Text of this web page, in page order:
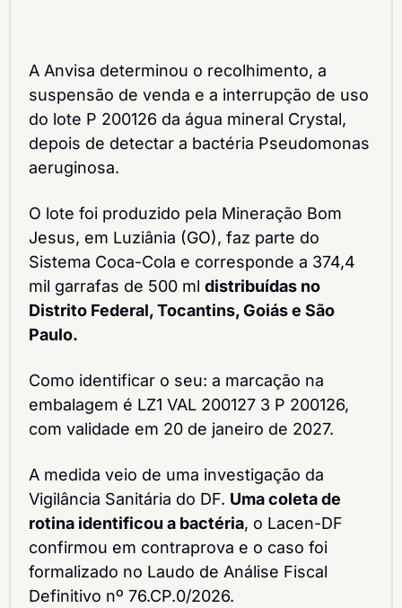
A Anvisa determinou o recolhimento, a
suspensão de venda e a interrupção de uso
do lote P 200126 da água mineral Crystal,
depois de detectar a bactéria Pseudomonas
aeruginosa.
O lote foi produzido pela Mineração Bom
Jesus, em Luziânia (GO), faz parte do
Sistema Coca-Cola e corresponde a 374,4
mil garrafas de 500 ml distribuídas no
Distrito Federal, Tocantins, Goiás e São
Paulo.
Como identificar o seu: a marcação na
embalagem é LZ1 VAL 200127 3 P 200126,
com validade em 20 de janeiro de 2027.
A medida veio de uma investigação da
Vigilância Sanitária do DF. Uma coleta de
rotina identificou a bactéria, o Lacen-DF
confirmou em contraprova e o caso foi
formalizado no Laudo de Análise Fiscal
Definitivo nº 76.CP.0/2026.